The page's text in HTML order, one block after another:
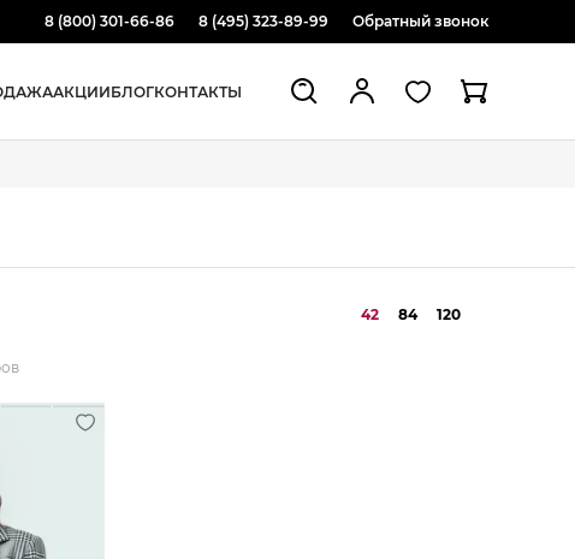
8 (800) 301-66-86 8 (495) 323-89-99 Обратный звонок
АКЦИИБЛОГКОНТАКТЫ
42 84 120